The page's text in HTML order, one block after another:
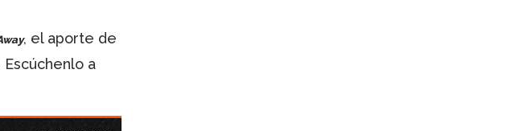
, el aporte de
Escúchenlo a